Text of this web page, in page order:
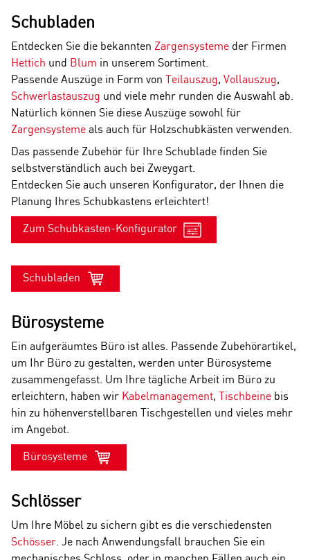
Schubladen
Entdecken Sie die bekannten Zargensysteme der Firmen
Hettich und Blum in unserem Sortiment.
Passende Auszüge in Form von Teilauszug, Vollauszug,
Schwerlastauszug und viele mehr runden die Auswahl ab.
Natürlich können Sie diese Auszüge sowohl für
Zargensysteme als auch für Holzschubkästen verwenden.
Das passende Zubehör für Ihre Schublade finden Sie
selbstverständlich auch bei Zweygart.
Entdecken Sie auch unseren Konfigurator, der Ihnen die
Planung Ihres Schubkastens erleichtert!
Zum Schubkasten-Konfigurator
Schubladen
Bürosysteme
Ein aufgeräumtes Büro ist alles. Passende Zubehörartikel,
um Ihr Büro zu gestalten, werden unter Bürosysteme
zusammengefasst. Um Ihre tägliche Arbeit im Büro zu
erleichtern, haben wir Kabelmanagement, Tischbeine bis
hin zu höhenverstellbaren Tischgestellen und vieles mehr
im Angebot.
Bürosysteme
Schlösser
Um Ihre Möbel zu sichern gibt es die verschiedensten
Schösser. Je nach Anwendungsfall brauchen Sie ein